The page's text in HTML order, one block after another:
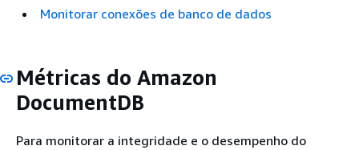
Monitorar conexões de banco de dados
Métricas do Amazon
DocumentDB
Para monitorar a integridade e o desempenho do